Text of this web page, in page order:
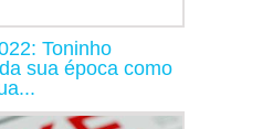
Toninho
sua época como